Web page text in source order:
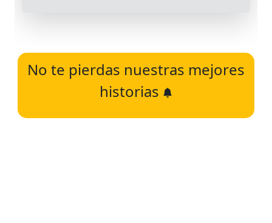
No te pierdas nuestras mejores
historias